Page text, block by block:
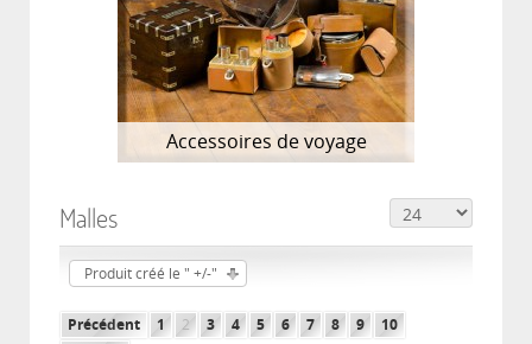
Accessoires de voyage
Malles
Produit créé le " +/-"
Précédent 1 2 3 4 5 6 7 8 9
10